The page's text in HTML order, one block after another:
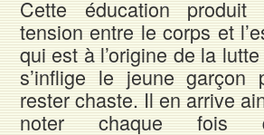
Cette éducation produit
tension entre le corps et
qui est à l’origine de la
s’inflige le jeune garçon
rester chaste. Il en arrive
noter chaque fois